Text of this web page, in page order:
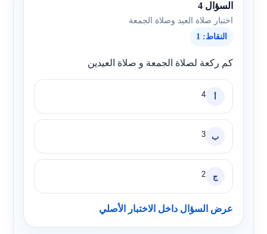
السؤال 4
اختبار صلاة العيد وصلاة الجمعة
النقاط: 1
كم ركعة لصلاة الجمعة و صلاة العيدين
أ 4
ب 3
ج 2
عرض السؤال داخل الاختبار الأصلي